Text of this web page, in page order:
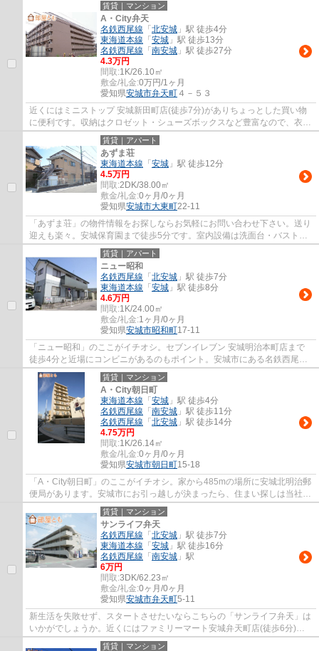
賃貸｜マンション
A・City弁天
名鉄西尾線 「 北安城 」駅 徒歩4分
東海道本線 「 安城 」駅 徒歩13分
名鉄西尾線 「 南安城 」駅 徒歩27分
4.3万円
間取:1K/26.10㎡
敷金/礼金:0万円/1ヶ月
愛知県安城市弁天町 ４－５３
近くにはミニストップ 安城新田町店(徒歩7分)がありちょっとした買い物
に便利です。収納はクロゼット・シューズボックスなど豊富なので、衣類
や履き物の整理がしやすく便利です。エレ...
賃貸｜アパート
あずま荘
東海道本線 「 安城 」駅 徒歩12分
4.5万円
間取:2DK/38.00㎡
敷金/礼金:0ヶ月/0ヶ月
愛知県安城市大東町22-11
「あずま荘」の物件情報をお探しならお気軽にお問い合わせ下さい。送り
迎えも楽々。安城保育園まで徒歩5分です。室内設備は洗面台・バストイ
レ別など大変充実しております。当社では、...
賃貸｜アパート
ニュー昭和
名鉄西尾線 「 北安城 」駅 徒歩7分
東海道本線 「 安城 」駅 徒歩8分
4.6万円
間取:1K/24.00㎡
敷金/礼金:1ヶ月/0ヶ月
愛知県安城市昭和町17-11
「ニュー昭和」のここがイチオシ。セブンイレブン 安城明治本町店まで
徒歩4分と近場にコンビニがあるのもポイント。安城市にある名鉄西尾線
北安城周辺でお住まいをお探しなら、当社に...
賃貸｜マンション
A・City朝日町
東海道本線 「 安城 」駅 徒歩4分
名鉄西尾線 「 南安城 」駅 徒歩11分
名鉄西尾線 「 北安城 」駅 徒歩14分
4.75万円
間取:1K/26.14㎡
敷金/礼金:0ヶ月/0ヶ月
愛知県安城市朝日町15-18
「A・City朝日町」のここがイチオシ。家から485mの場所に安城北明治郵
便局があります。安城市にお引っ越しが決まったら、住まい探しは当社に
お任せください。当社では豊富な賃貸情報を...
賃貸｜マンション
サンライフ弁天
名鉄西尾線 「 北安城 」駅 徒歩7分
東海道本線 「 安城 」駅 徒歩16分
名鉄西尾線 「 南安城 」駅
6万円
間取:3DK/62.23㎡
敷金/礼金:0ヶ月/0ヶ月
愛知県安城市弁天町5-11
新生活を失敗せず、スタートさせたいならこちらの「サンライフ弁天」は
いかがでしょうか。近くにはファミリーマート安城弁天町店(徒歩6分)が
ありちょっとした買い物に便利です。安城市...
賃貸｜マンション